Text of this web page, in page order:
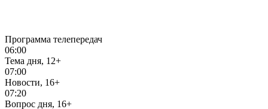
Программа телепередач
06:00
Тема дня, 12+
07:00
Новости, 16+
07:20
Вопрос дня, 16+